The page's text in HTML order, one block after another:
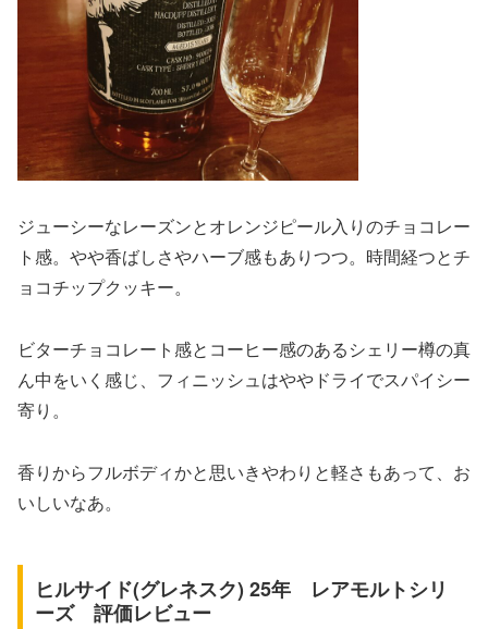
ジューシーなレーズンとオレンジピール入りのチョコレー
ト感。やや香ばしさやハーブ感もありつつ。時間経つとチ
ョコチップクッキー。
ビターチョコレート感とコーヒー感のあるシェリー樽の真
ん中をいく感じ、フィニッシュはややドライでスパイシー
寄り。
香りからフルボディかと思いきやわりと軽さもあって、お
いしいなあ。
ヒルサイド(グレネスク) 25年 レアモルトシリ
ーズ 評価レビュー